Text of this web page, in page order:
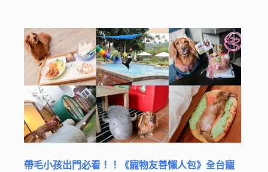
帶毛小孩出門必看！！《寵物友善懶人包》全台寵